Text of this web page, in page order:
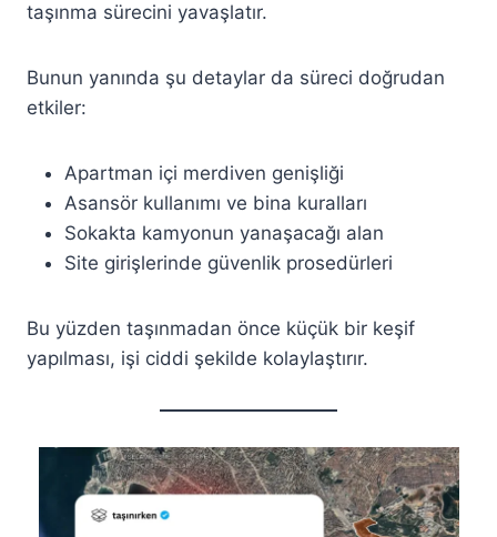
taşınma sürecini yavaşlatır.
Bunun yanında şu detaylar da süreci doğrudan
etkiler:
Apartman içi merdiven genişliği
Asansör kullanımı ve bina kuralları
Sokakta kamyonun yanaşacağı alan
Site girişlerinde güvenlik prosedürleri
Bu yüzden taşınmadan önce küçük bir keşif
yapılması, işi ciddi şekilde kolaylaştırır.